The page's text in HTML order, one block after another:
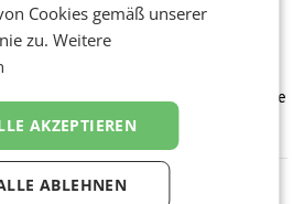
Bühne für Zirkularität: ARA und
informieren am POS über
gesamten August hinweg rücken die
Recycling Austria AG (ARA) und der
Müller die Initiative
Helden“ in allen österreichischen
Filialen
Cookies gemäß unserer
zu.Weitere
AKZEPTIEREN
ABLEHNEN